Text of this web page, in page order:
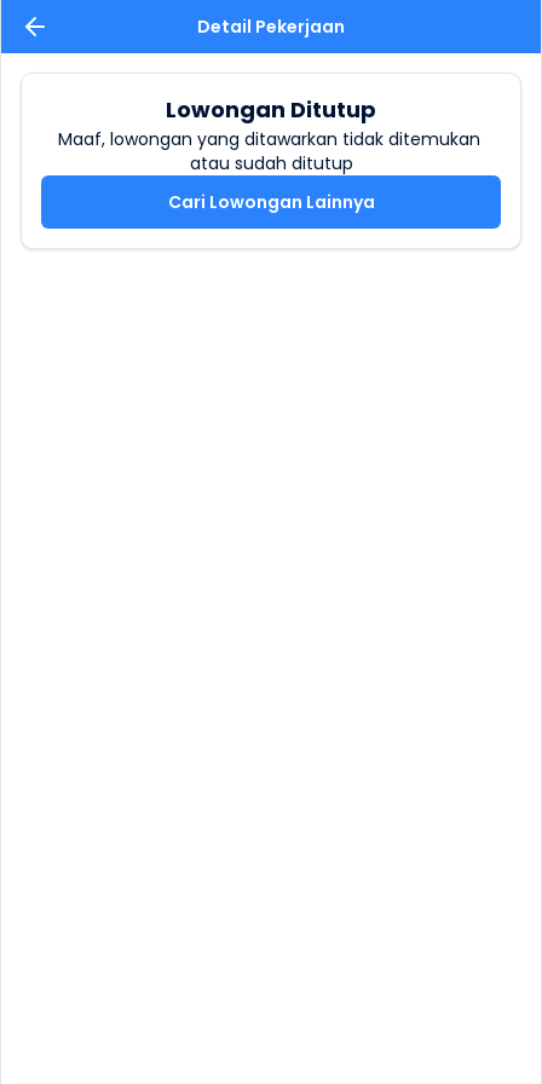
Detail Pekerjaan
Lowongan Ditutup
Maaf, lowongan yang ditawarkan tidak ditemukan
atau sudah ditutup
Cari Lowongan Lainnya